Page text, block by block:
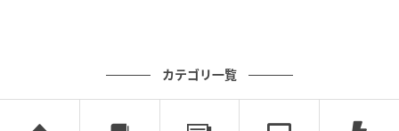
筆者は大悟さんのお芝居を本作で初めて見たのだが、
一歩間違えば観客に嫌な印象を与えかねない健介を、
カテゴリ一覧